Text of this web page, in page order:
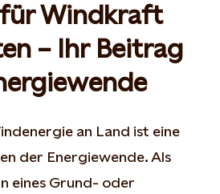
für Windkraft
– Ihr Beitrag
an Land ist eine
der Energiewende. Als
eines Grund- oder